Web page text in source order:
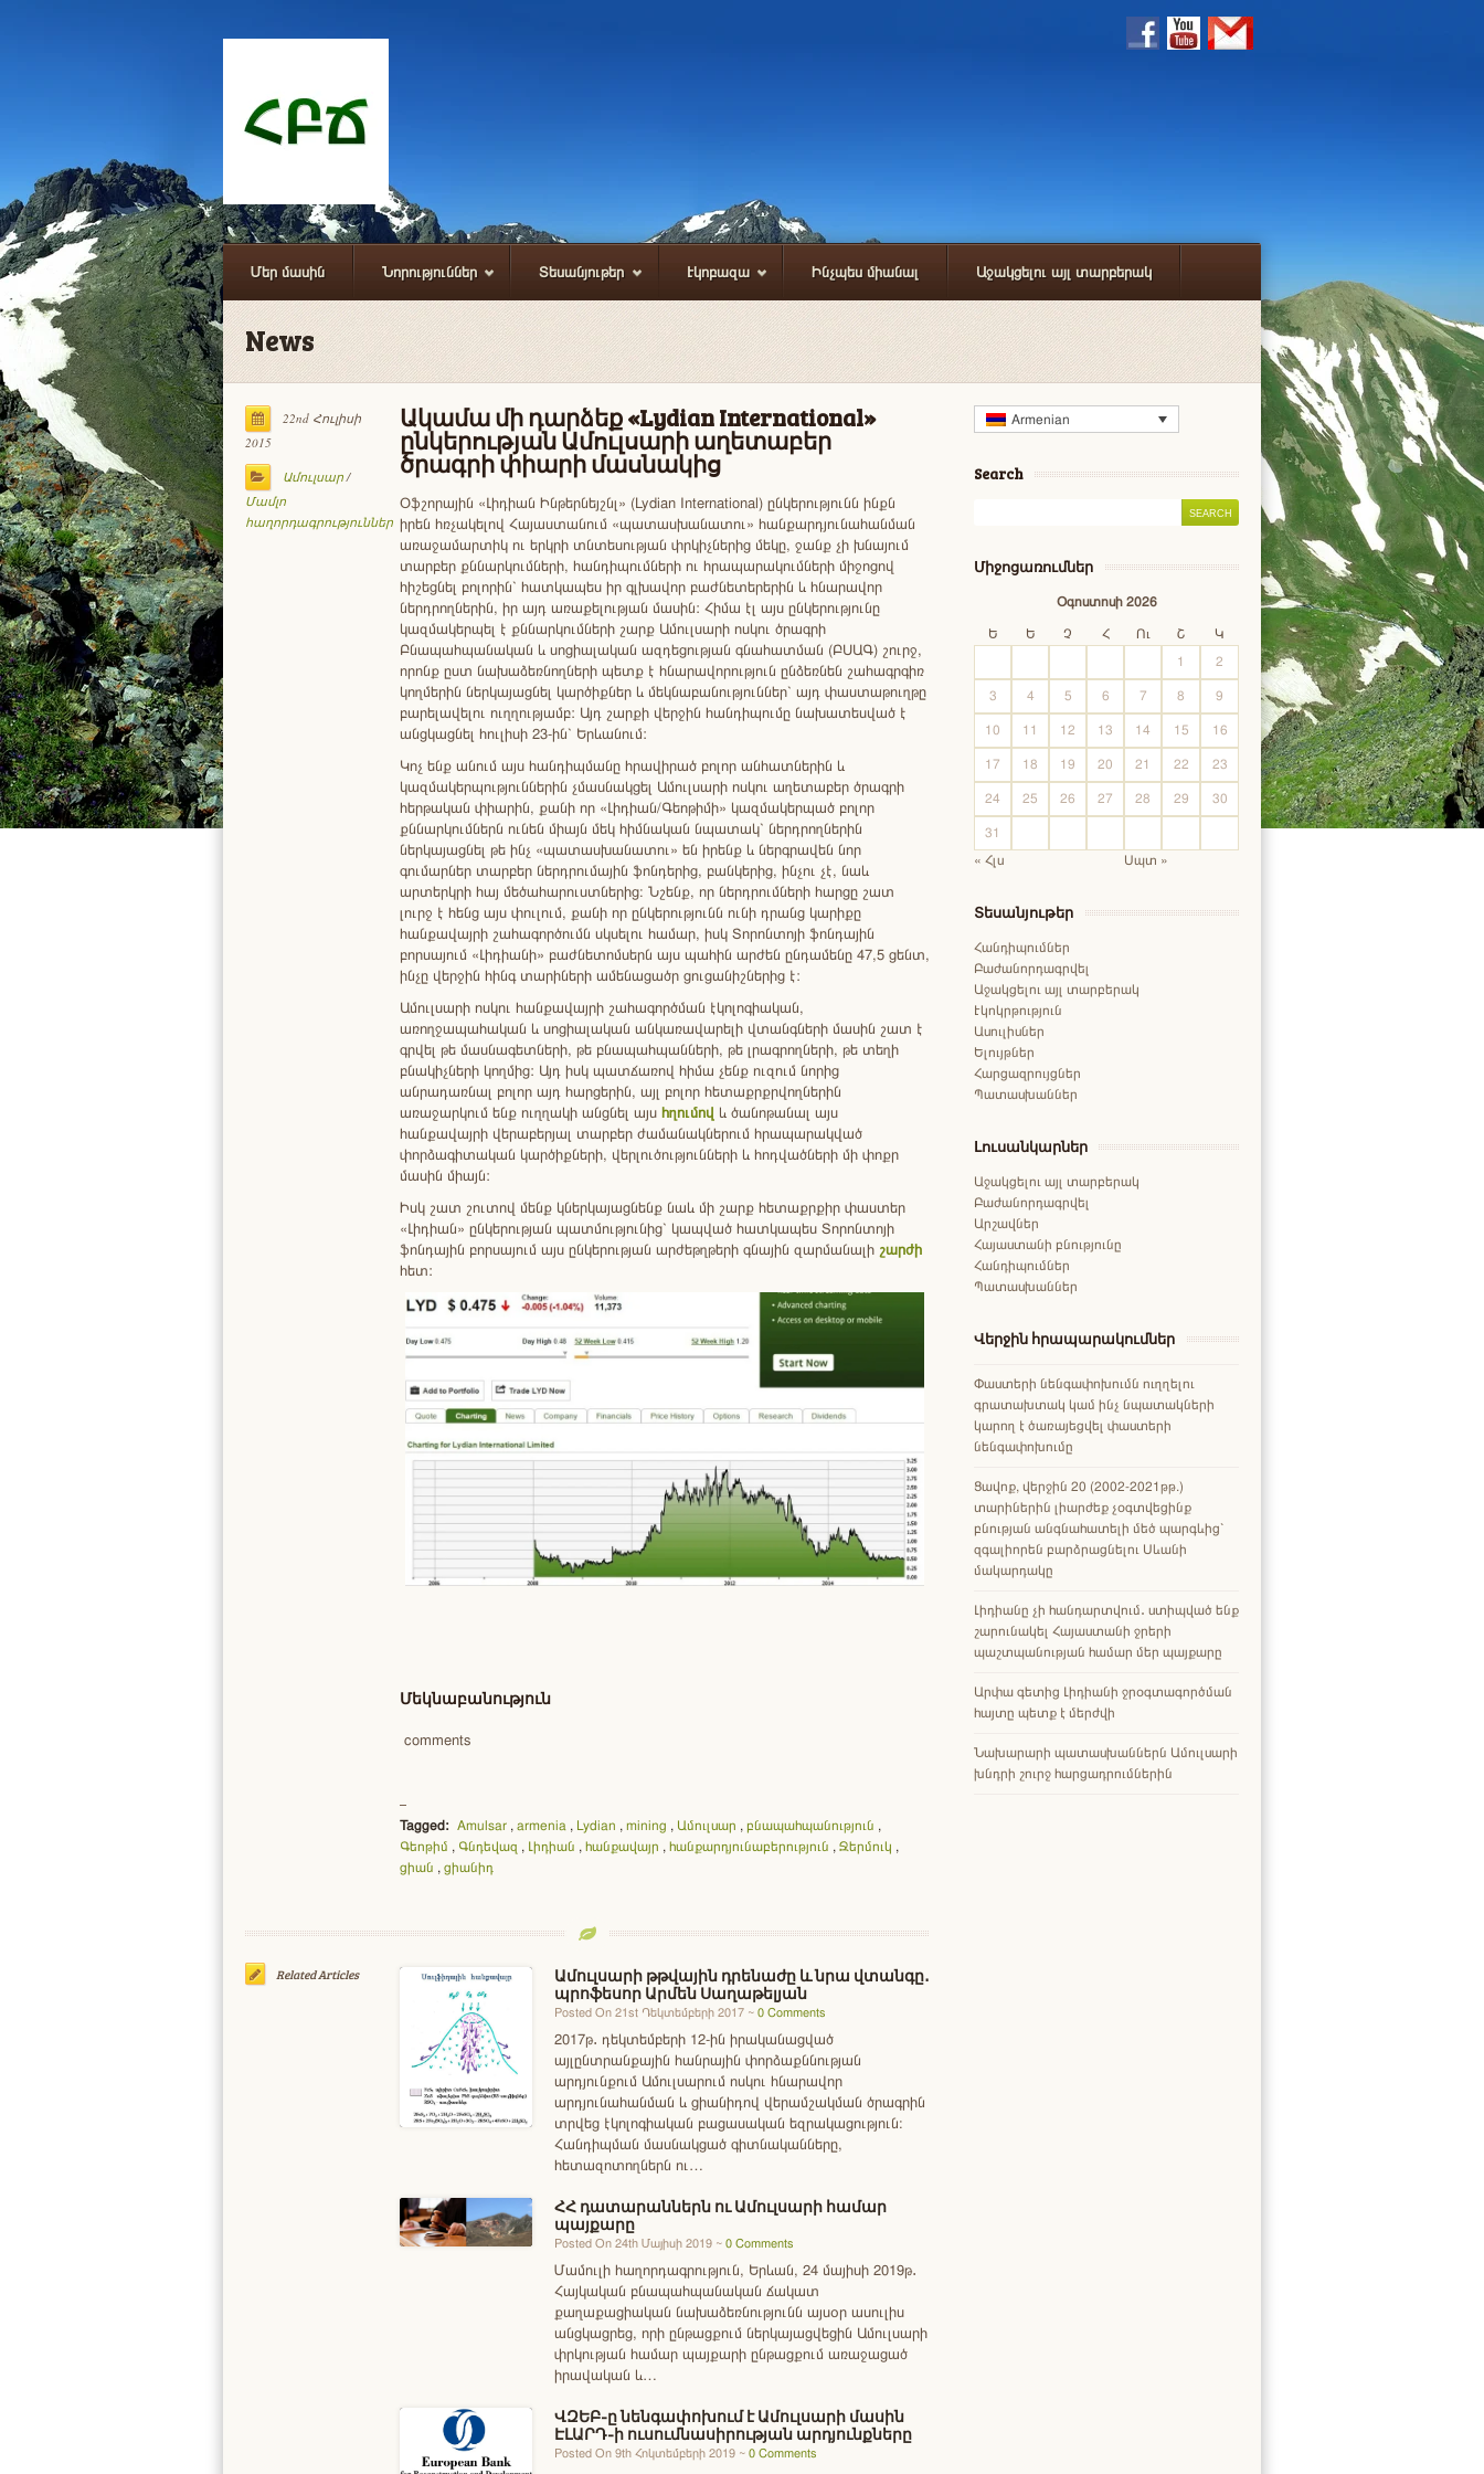
Մեր մասին Նորություններ Տեսանյութեր Էկոբազա Ինչպես միանալ Աջակցելու այլ տարբերակ
News
22nd Հուլիսի
2015
Ամուլսար/
Մամլո
հաղորդագրություններ
Ակամա մի դարձեք «Lydian International»
ընկերության Ամուլսարի աղետաբեր
ծրագրի փիարի մասնակից
Օֆշորային «Լիդիան Ինթերնեյշնլ» (Lydian International) ընկերությունն ինքն
իրեն հռչակելով Հայաստանում «պատասխանատու» հանքարդյունահանման
առաջամարտիկ ու երկրի տնտեսության փրկիչներից մեկը, ջանք չի խնայում
տարբեր քննարկումների, հանդիպումների ու հրապարակումների միջոցով
հիշեցնել բոլորին՝ հատկապես իր գլխավոր բաժնետերերին և հնարավոր
ներդրողներին, իր այդ առաքելության մասին: Հիմա էլ այս ընկերությունը
կազմակերպել է քննարկումների շարք Ամուլսարի ոսկու ծրագրի
Բնապահպանական և սոցիալական ազդեցության գնահատման (ԲՍԱԳ) շուրջ,
որոնք ըստ նախաձեռնողների պետք է հնարավորություն ընձեռնեն շահագրգիռ
կողմերին ներկայացնել կարծիքներ և մեկնաբանություններ՝ այդ փաստաթուղթը
բարելավելու ուղղությամբ: Այդ շարքի վերջին հանդիպումը նախատեսված է
անցկացնել հուլիսի 23-ին՝ Երևանում:
Կոչ ենք անում այս հանդիպմանը հրավիրած բոլոր անհատներին և
կազմակերպություններին չմասնակցել Ամուլսարի ոսկու աղետաբեր ծրագրի
հերթական փիարին, քանի որ «Լիդիան/Գեոթիմի» կազմակերպած բոլոր
քննարկումներն ունեն միայն մեկ հիմնական նպատակ՝ ներդրողներին
ներկայացնել թե ինչ «պատասխանատու» են իրենք և ներգրավեն նոր
գումարներ տարբեր ներդրումային ֆոնդերից, բանկերից, ինչու չէ, նաև
արտերկրի հայ մեծահարուստներից։ Նշենք, որ ներդրումների հարցը շատ
լուրջ է հենց այս փուլում, քանի որ ընկերությունն ունի դրանց կարիքը
հանքավայրի շահագործումն սկսելու համար, իսկ Տորոնտոյի ֆոնդային
բորսայում «Լիդիանի» բաժնետոմսերն այս պահին արժեն ընդամենը 47,5 ցենտ,
ինչը վերջին հինգ տարիների ամենացածր ցուցանիշներից է:
Ամուլսարի ոսկու հանքավայրի շահագործման էկոլոգիական,
առողջապահական և սոցիալական անկառավարելի վտանգների մասին շատ է
գրվել թե մասնագետների, թե բնապահպանների, թե լրագրողների, թե տեղի
բնակիչների կողմից: Այդ իսկ պատճառով հիմա չենք ուզում նորից
անրադառնալ բոլոր այդ հարցերին, այլ բոլոր հետաքրքրվողներին
առաջարկում ենք ուղղակի անցնել այսհղումով և ծանոթանալ այս
հանքավայրի վերաբերյալ տարբեր ժամանակներում հրապարակված
փորձագիտական կարծիքների, վերլուծությունների և հոդվածների մի փոքր
մասին միայն:
Իսկ շատ շուտով մենք կներկայացնենք նաև մի շարք հետաքրքիր փաստեր
«Լիդիան» ընկերության պատմությունից՝ կապված հատկապես Տորոնտոյի
ֆոնդային բորսայում այս ընկերության արժեթղթերի գնային զարմանալի շարժի
հետ:
Մեկնաբանություն
comments
Tagged: Amulsar ,armenia , Lydian ,mining , Ամուլսար ,բնապահպանություն ,
Գեոթիմ , Գնդեվազ , Լիդիան ,հանքավայր ,հանքարդյունաբերություն ,Ջերմուկ ,
ցիան ,ցիանիդ
Related Articles
Ամուլսարի թթվային դրենաժը և նրա վտանգը․
պրոֆեսոր Արմեն Սաղաթելյան
Posted On 21st Դեկտեմբերի 2017 ~0 Comments
2017թ․ դեկտեմբերի 12-ին իրականացված
այլընտրանքային հանրային փորձաքննության
արդյունքում Ամուլսարում ոսկու հնարավոր
արդյունահանման և ցիանիդով վերամշակման ծրագրին
տրվեց էկոլոգիական բացասական եզրակացություն։
Հանդիպման մասնակցած գիտնականները,
հետազոտողներն ու…
ՀՀ դատարաններն ու Ամուլսարի համար
պայքարը
Posted On 24th Մայիսի 2019 ~0 Comments
Մամուլի հաղորդագրություն, Երևան, 24 մայիսի 2019թ․
Հայկական բնապահպանական ճակատ
քաղաքացիական նախաձեռնությունն այսօր ասուլիս
անցկացրեց, որի ընթացքում ներկայացվեցին Ամուլսարի
փրկության համար պայքարի ընթացքում առաջացած
իրավական և…
ՎԶԵԲ-ը նենգափոխում է Ամուլսարի մասին
ԷԼԱՐԴ-ի ուսումնասիրության արդյունքները
Posted On 9th Հոկտեմբերի 2019 ~0 Comments
Armenian
Search
Միջոցառումներ
Օգոստոսի 2026
Ե
Ե Չ Հ Ու Շ
Կ
1
2
3
4 5 6 7 8
9
10
11 12 13 14 15
16
17
18 19 20 21 22
23
24
25 26 27 28 29
30
31
« Հլս
Սպտ »
Տեսանյութեր
Հանդիպումներ
Բաժանորդագրվել
Աջակցելու այլ տարբերակ
Էկոկրթություն
Ասուլիսներ
Ելույթներ
Հարցազրույցներ
Պատասխաններ
Լուսանկարներ
Աջակցելու այլ տարբերակ
Բաժանորդագրվել
Արշավներ
Հայաստանի բնությունը
Հանդիպումներ
Պատասխաններ
Վերջին հրապարակումներ
Փաստերի նենգափոխումն ուղղելու
գրատախտակ կամ ինչ նպատակների
կարող է ծառայեցվել փաստերի
նենգափոխումը
Ցավոք, վերջին 20 (2002-2021թթ.)
տարիներին լիարժեք չօգտվեցինք
բնության անգնահատելի մեծ պարգևից՝
զգալիորեն բարձրացնելու Սևանի
մակարդակը
Լիդիանը չի հանդարտվում․ ստիպված ենք
շարունակել Հայաստանի ջրերի
պաշտպանության համար մեր պայքարը
Արփա գետից Լիդիանի ջրօգտագործման
հայտը պետք է մերժվի
Նախարարի պատասխաններն Ամուլսարի
խնդրի շուրջ հարցադրումներին